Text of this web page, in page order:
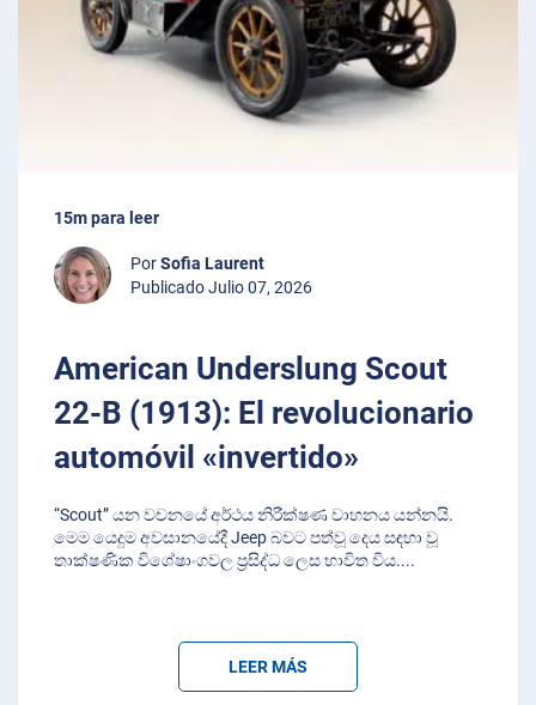
15m para leer
PorSofia Laurent
Publicado Julio 07, 2026
American Underslung Scout
22-B (1913): El revolucionario
automóvil «invertido»
“Scout” යන වචනයේ අර්ථය නිරීක්ෂණ වාහනය යන්නයි.
මෙම යෙදුම අවසානයේදී Jeep බවට පත්වූ දෙය සඳහා වූ
තාක්ෂණික විශේෂාංගවල ප්‍රසිද්ධ ලෙස භාවිත විය....
LEER MÁS